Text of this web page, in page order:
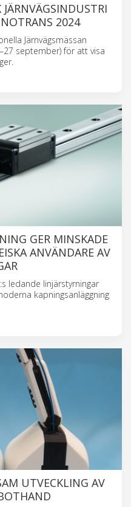
JÄRNVÄGSINDUSTRI
2024
Järnvägsmässan
september) för att visa
GER MINSKADE
ANVÄNDARE AV
ledande linjärstyrningar
kapningsanläggning
UTVECKLING AV